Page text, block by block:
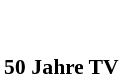
50 Jahre